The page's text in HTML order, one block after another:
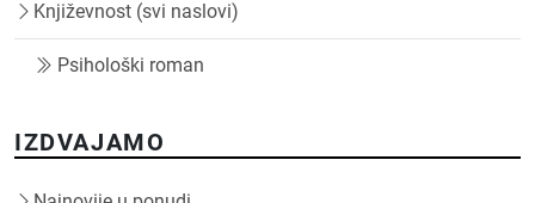
Književnost (svi naslovi)
Psihološki roman
IZDVAJAMO